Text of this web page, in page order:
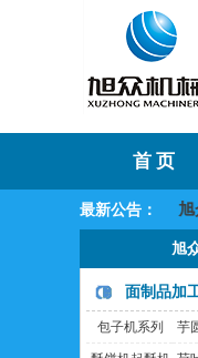
首 页
最新公告：旭
旭
面制品加
包子机系列
芋